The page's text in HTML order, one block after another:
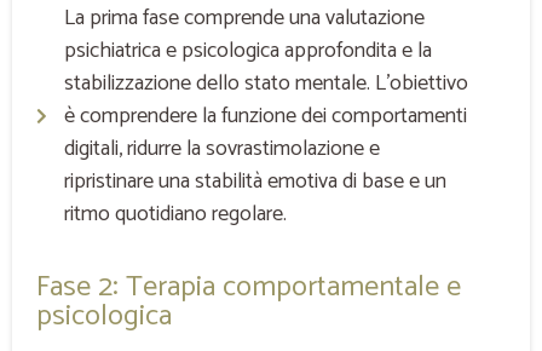
La prima fase comprende una valutazione
psichiatrica e psicologica approfondita e la
stabilizzazione dello stato mentale. L’obiettivo
è comprendere la funzione dei comportamenti
digitali, ridurre la sovrastimolazione e
ripristinare una stabilità emotiva di base e un
ritmo quotidiano regolare.
Fase 2: Terapia comportamentale e
psicologica